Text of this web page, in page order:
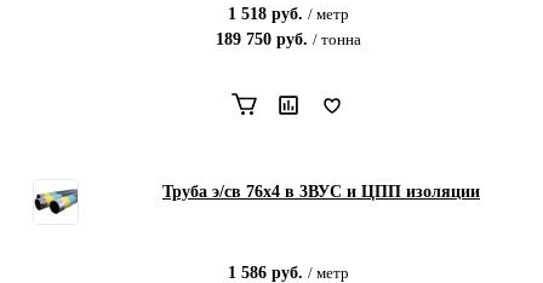
1 518 руб. / метр
189 750 руб. / тонна
Труба э/св 76х4 в 3ВУС и ЦПП изоляции
1 586 руб. / метр